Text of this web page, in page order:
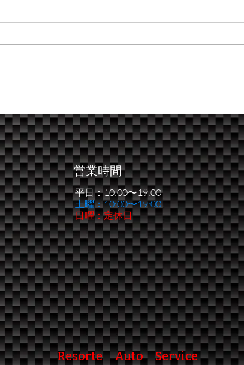
2026 近畿・四国ダートトラ
イアル第１戦
営業時間
平日：10:00〜19:00
​土曜：10:00〜19:00
日曜：定休日
Resorte Auto Service